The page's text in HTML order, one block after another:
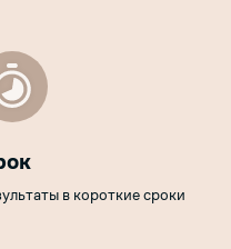
в короткие сроки